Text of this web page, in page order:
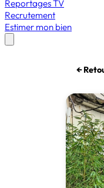
Reportages TV
Recrutement
Estimer mon bien
←